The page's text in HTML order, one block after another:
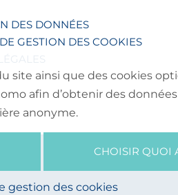
DES DONNÉES
GESTION DES COOKIES
ainsi que des cookies
afin d’obtenir des
anonyme.
CHOISIR QUOI
gestion des cookies